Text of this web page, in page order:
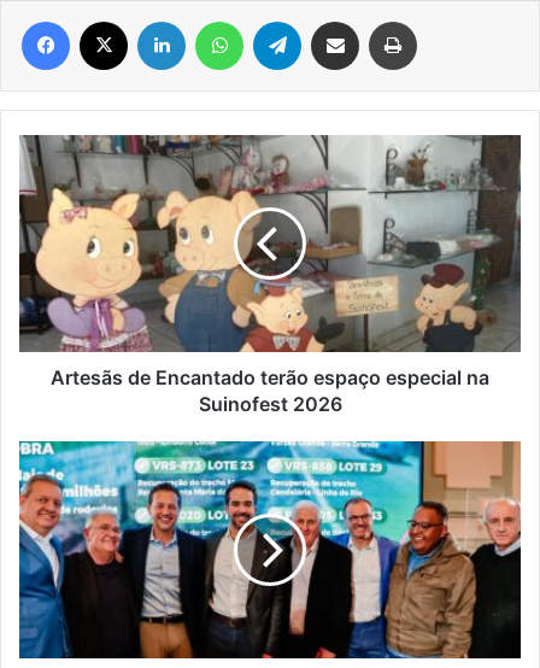
Facebook Linkedin WhatsAppTelegram Compartilhar via e-mail
Artesãs
de
Encantado
terão
espaço
especial
na
Suinofest
2026
Artesãs de Encantado terão espaço especial na
Suinofest 2026
Encantado
e
Relvado
acompanham
assinatura
para
início
das
obras